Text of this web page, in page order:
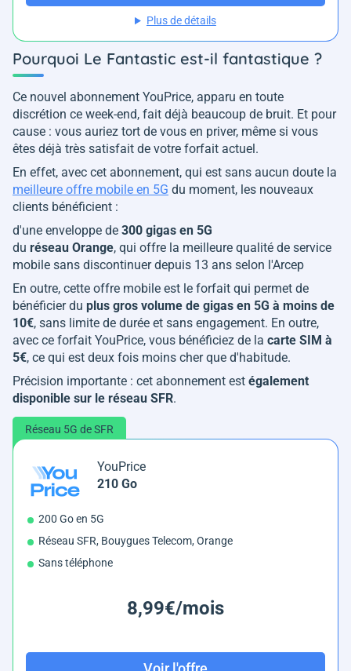
Plus de détails
Pourquoi Le Fantastic est-il fantastique ?
Ce nouvel abonnement YouPrice, apparu en toute
discrétion ce week-end, fait déjà beaucoup de bruit. Et pour
cause : vous auriez tort de vous en priver, même si vous
êtes déjà très satisfait de votre forfait actuel.
En effet, avec cet abonnement, qui est sans aucun doute la
meilleure offre mobile en 5G du moment, les nouveaux
clients bénéficient :
d'une enveloppe de 300 gigas en 5G
du réseau Orange, qui offre la meilleure qualité de service
mobile sans discontinuer depuis 13 ans selon l'Arcep
En outre, cette offre mobile est le forfait qui permet de
bénéficier du plus gros volume de gigas en 5G à moins de
10€, sans limite de durée et sans engagement. En outre,
avec ce forfait YouPrice, vous bénéficiez de la carte SIM à
5€, ce qui est deux fois moins cher que d'habitude.
Précision importante : cet abonnement est également
disponible sur le réseau SFR.
Réseau 5G de SFR
YouPrice
210 Go
200 Go en 5G
Réseau SFR, Bouygues Telecom, Orange
Sans téléphone
8,99€/mois